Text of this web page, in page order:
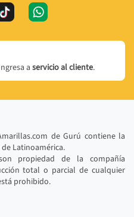
aservicio al cliente.
de Gurú contiene la
Latinoamérica.
propiedad de la compañía
total o parcial de cualquier
prohibido.